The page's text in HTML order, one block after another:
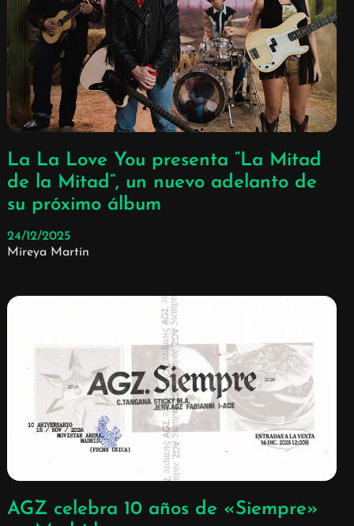
La La Love You presenta “La Mitad
de la Mitad”, un nuevo adelanto de
su próximo álbum
24/12/2025
Mireya Martín
AGZ celebra 10 años de «Siempre»